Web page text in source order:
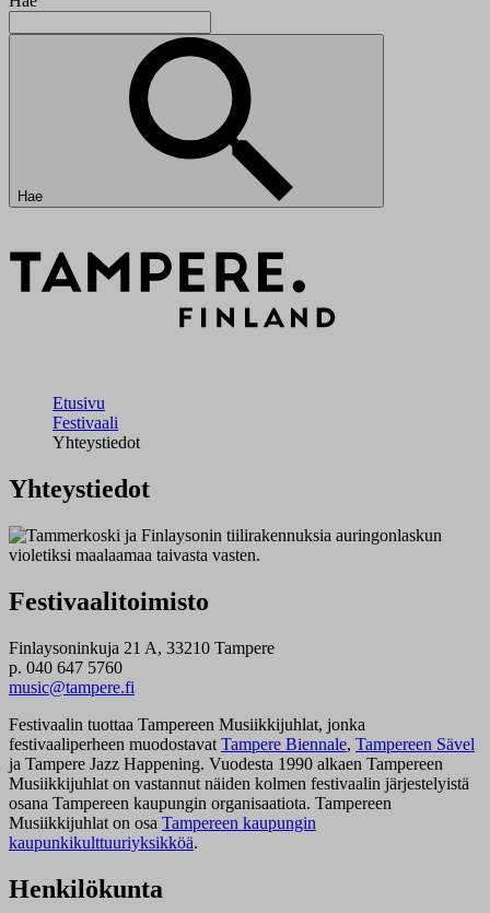
Hae
Etusivu
Festivaali
Yhteystiedot
Yhteystiedot
Festivaalitoimisto
Finlaysoninkuja 21 A, 33210 Tampere
p. 040 647 5760
music@tampere.fi
Festivaalin tuottaa Tampereen Musiikkijuhlat, jonka
festivaaliperheen muodostavat Tampere Biennale, Tampereen Sävel
ja Tampere Jazz Happening. Vuodesta 1990 alkaen Tampereen
Musiikkijuhlat on vastannut näiden kolmen festivaalin järjestelyistä
osana Tampereen kaupungin organisaatiota. Tampereen
Musiikkijuhlat on osa Tampereen kaupungin
kaupunkikulttuuriyksikköä.
Henkilökunta